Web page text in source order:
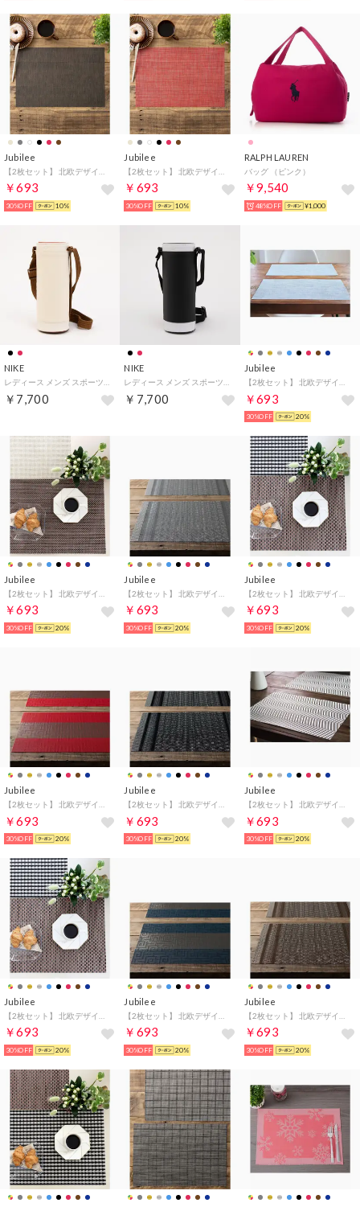
Jubilee
￥693
30%OFF 10%
Jubilee
￥693
30%OFF 10%
RALPH LAUREN
バッグ （ピンク）
￥9,540
48%OFF ¥1,000
NIKE
￥7,700
NIKE
￥7,700
Jubilee
￥693
30%OFF 20%
Jubilee
￥693
30%OFF 20%
Jubilee
￥693
30%OFF 20%
Jubilee
￥693
30%OFF 20%
Jubilee
￥693
30%OFF 20%
Jubilee
￥693
30%OFF 20%
Jubilee
￥693
30%OFF 20%
Jubilee
￥693
30%OFF 20%
Jubilee
￥693
30%OFF 20%
Jubilee
￥693
30%OFF 20%